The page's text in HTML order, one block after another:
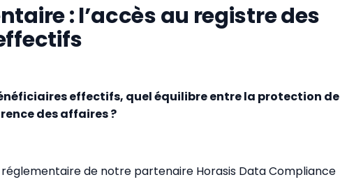
: l’accès au registre des
effectifs, quel équilibre entre la protection de
des affaires ?
réglementaire de notre partenaire Horasis Data Compliance